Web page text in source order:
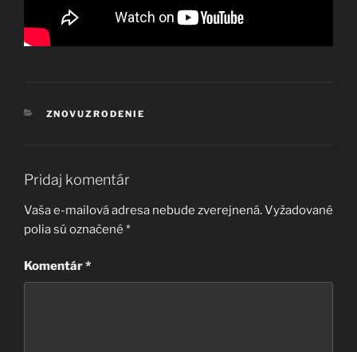
KATEGÓRIE
ZNOVUZRODENIE
Pridaj komentár
Vaša e-mailová adresa nebude zverejnená.Vyžadované
polia sú označené *
Komentár*